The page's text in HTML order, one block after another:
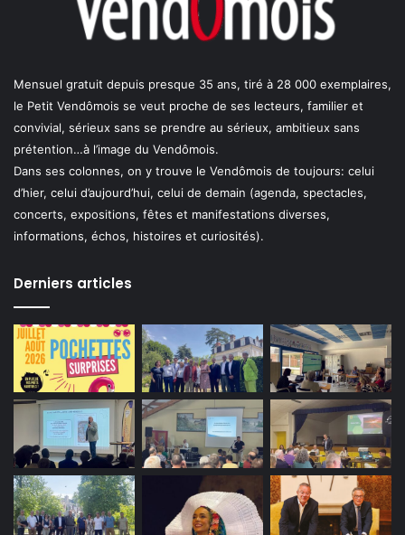
Mensuel gratuit depuis presque 35 ans, tiré à 28 000 exemplaires,
le Petit Vendômois se veut proche de ses lecteurs, familier et
convivial, sérieux sans se prendre au sérieux, ambitieux sans
prétention…à l’image du Vendômois.
Dans ses colonnes, on y trouve le Vendômois de toujours: celui
d’hier, celui d’aujourd’hui, celui de demain (agenda, spectacles,
concerts, expositions, fêtes et manifestations diverses,
informations, échos, histoires et curiosités).
Derniers articles